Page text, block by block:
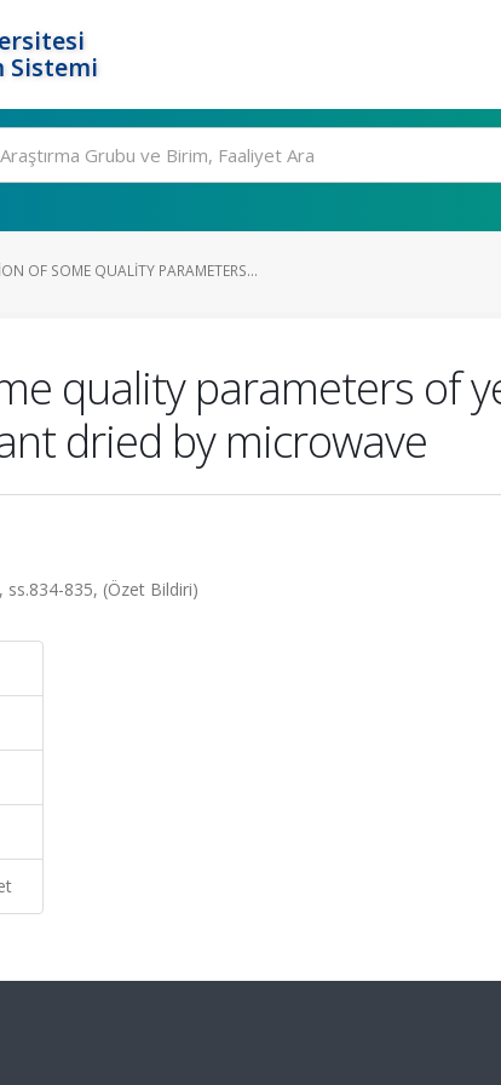
Sistemi
OF SOME QUALITY PARAMETERS...
quality parameters of
dried by microwave
ss.834-835, (Özet Bildiri)